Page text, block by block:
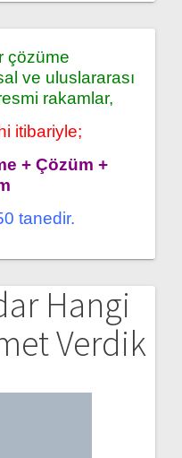
çözüme
ve uluslararası
rakamlar,
itibariyle;
+ Çözüm +
tanedir.
Hangi
Verdik